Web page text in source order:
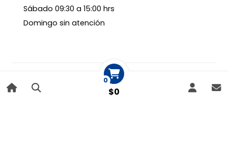
0
$0
Sábado 09:30 a 15:00 hrs
Domingo sin atención
MÉTODOS DE PAGO ACEPTADOS